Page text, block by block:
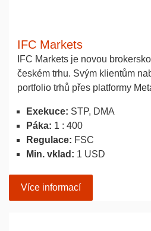
Více informací
IFC Markets
IFC Markets je novou
českém trhu. Svým klientům
portfolio trhů přes platformy
Exekuce: STP, DMA
Páka: 1 : 400
Regulace: FSC
Min. vklad: 1 USD